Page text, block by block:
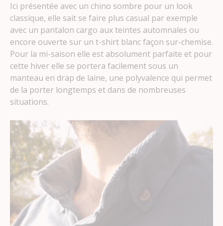
Ici présentée avec un chino sombre pour un look
classique, elle sait se faire plus casual par exemple
avec un pantalon cargo aux teintes automnales ou
encore ouverte sur un t-shirt blanc façon sur-chemise.
Pour la mi-saison elle est absolument parfaite et pour
cette hiver elle se portera facilement sous un
manteau en drap de laine, une polyvalence qui permet
de la porter longtemps et dans de nombreuses
situations.